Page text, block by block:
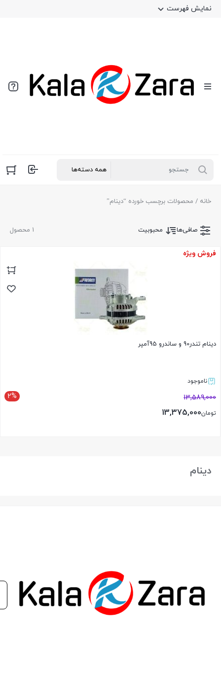
نمایش فهرست
خانه / محصولات برچسب خورده “دینام”
1 محصول صافی‌ها محبوبیت
فروش ویژه
دینام تندر90 و ساندرو 95آمپر
ناموجود
2% 13,589,000
تومان13,375,000
دینام